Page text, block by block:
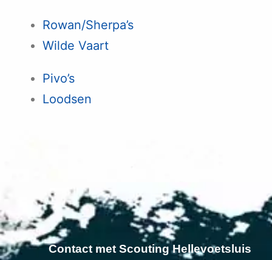
Rowan/Sherpa’s
Wilde Vaart
Pivo’s
Loodsen
Contact met Scouting Hellevoetsluis